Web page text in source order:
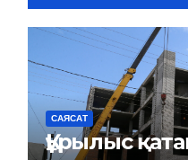
САЯСАТ
Құрылыс